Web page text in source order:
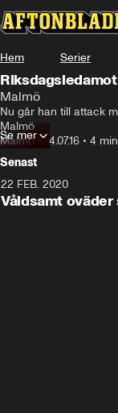
Hem Serier
Malmö
Nu går han till attack
Malmö
Malmö•14.07.16 • 4 min
Se mer
Senast
22 FEB. 2020
Våldsamt